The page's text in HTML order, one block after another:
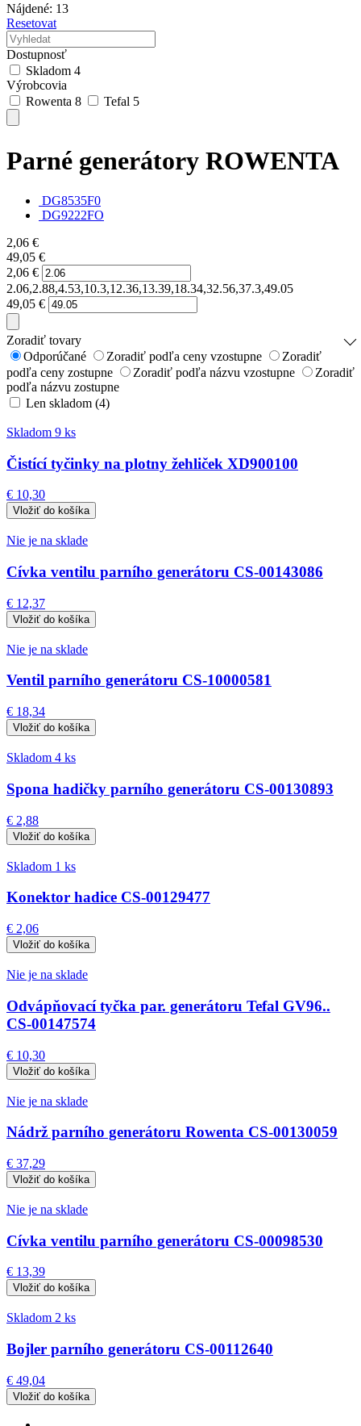
Nájdené: 13
Resetovat
Dostupnosť
Skladom 4
Výrobcovia
Rowenta 8 Tefal 5
Parné generátory ROWENTA
DG8535F0
DG9222FO
2,06 €
49,05 €
2,06 €
2.06,2.88,4.53,10.3,12.36,13.39,18.34,32.56,37.3,49.05
49,05 €
Zoradiť tovary
Odporúčané
Zoradiť podľa ceny vzostupne
Zoradiť
podľa ceny zostupne
Zoradiť podľa názvu vzostupne
Zoradiť
podľa názvu zostupne
Len skladom (4)
Skladom 9 ks
Čistící tyčinky na plotny žehliček XD900100
€ 10,30
Nie je na sklade
Cívka ventilu parního generátoru CS-00143086
€ 12,37
Nie je na sklade
Ventil parního generátoru CS-10000581
€ 18,34
Skladom 4 ks
Spona hadičky parního generátoru CS-00130893
€ 2,88
Skladom 1 ks
Konektor hadice CS-00129477
€ 2,06
Nie je na sklade
Odvápňovací tyčka par. generátoru Tefal GV96..
CS-00147574
€ 10,30
Nie je na sklade
Nádrž parního generátoru Rowenta CS-00130059
€ 37,29
Nie je na sklade
Cívka ventilu parního generátoru CS-00098530
€ 13,39
Skladom 2 ks
Bojler parního generátoru CS-00112640
€ 49,04